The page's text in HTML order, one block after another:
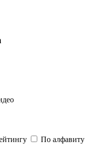
По алфавиту